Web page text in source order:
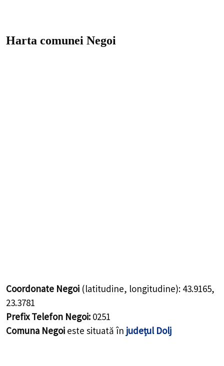
Harta comunei Negoi
Coordonate Negoi (latitudine, longitudine): 43.9165,
23.3781
Prefix Telefon Negoi: 0251
Comuna Negoi este situată în județul Dolj